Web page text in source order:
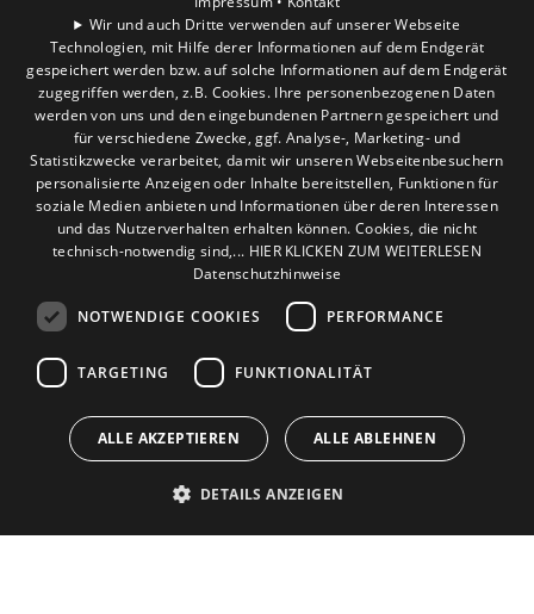
Barrierefreiheitserklärung
Leistungen
Privatkunden
Gewerbekunden
Karriere
Unternehmen
Hürth
Wir und auch Dritte verwenden auf unserer Webseite
Technologien, mit Hilfe derer Informationen auf dem Endgerät
gespeichert werden bzw. auf solche Informationen auf dem Endgerät
zugegriffen werden, z.B. Cookies. Ihre personenbezogenen Daten
werden von uns und den eingebundenen Partnern gespeichert und
für verschiedene Zwecke, ggf. Analyse-, Marketing- und
Statistikzwecke verarbeitet, damit wir unseren Webseitenbesuchern
personalisierte Anzeigen oder Inhalte bereitstellen, Funktionen für
soziale Medien anbieten und Informationen über deren Interessen
und das Nutzerverhalten erhalten können. Cookies, die nicht
technisch-notwendig sind,... HIER KLICKEN ZUM WEITERLESEN
Datenschutzhinweise
NOTWENDIGE COOKIES PERFORMANCE
TARGETING FUNKTIONALITÄT
ALLE AKZEPTIEREN ALLE ABLEHNEN
DETAILS ANZEIGEN